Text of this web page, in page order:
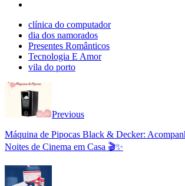
clínica do computador
dia dos namorados
Presentes Românticos
Tecnologia E Amor
vila do porto
Previous
Máquina de Pipocas Black & Decker:
Noites de Cinema em Casa 🎬✨